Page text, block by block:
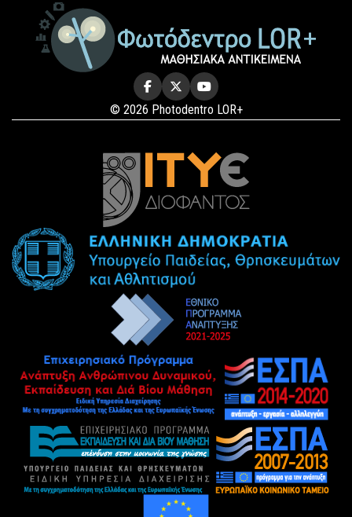
© 2026 Photodentro LOR+